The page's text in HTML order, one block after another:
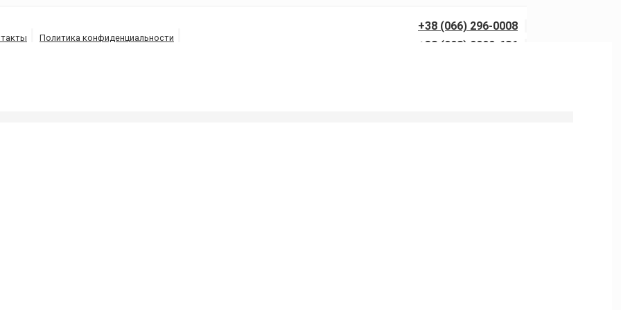
+38 (066) 296-0008
+38 (098) 0099-686
Политика конфиденциальности
ям и канализаций, выкачка-откачка септиков и туалетов в Гутах в Харькове.